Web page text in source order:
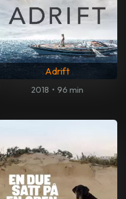
Adrift
2018 • 96 min